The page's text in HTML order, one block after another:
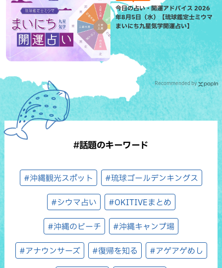
今日の占い・開運アドバイス 2026
年8月5日（水）【琉球鑑定士ミウマ
まいにち九星気学開運占い】
Recommended by
#話題のキーワード
#沖縄観光スポット #琉球ゴールデンキングス
#シウマ占い #OKITIVEまとめ
#沖縄のビーチ #沖縄キャンプ場
#アナウンサーズ #復帰を知る #アゲアゲめし